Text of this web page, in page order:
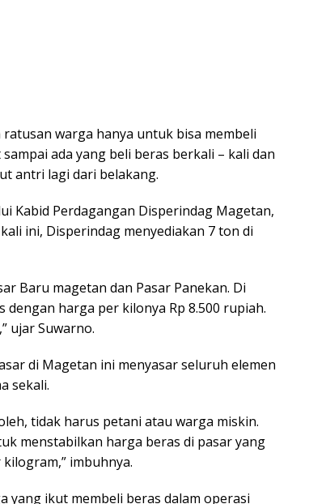
warga hanya untuk bisa membeli
ada yang beli beras berkali – kali dan
antri lagi dari belakang.
Kabid Perdagangan Disperindag Magetan,
ini, Disperindag menyediakan 7 ton di
Baru magetan dan Pasar Panekan. Di
harga per kilonya Rp 8.500 rupiah.
ujar Suwarno.
di Magetan ini menyasar seluruh elemen
sekali.
tidak harus petani atau warga miskin.
menstabilkan harga beras di pasar yang
imbuhnya.
yang ikut membeli beras dalam operasi